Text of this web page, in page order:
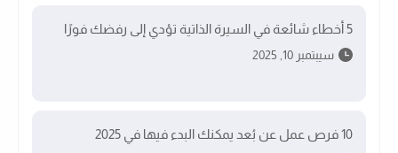
5 أخطاء شائعة في السيرة الذاتية تؤدي إلى رفضك فورًا
سيبتمبر 10, 2025
10 فرص عمل عن بُعد يمكنك البدء فيها في 2025